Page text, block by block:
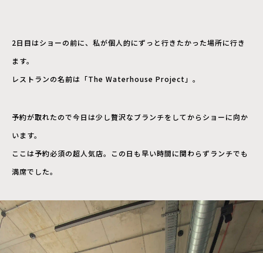
2日目はショーの前に、私が個人的にずっと行きたかった場所に行き
ます。
レストランの名前は「The Waterhouse Project」。
予約が取れたので今日は少し贅沢なブランチをしてからショーに向か
います。
ここは予約必須の超人気店。この日も早い時間に関わらずランチでも
満席でした。